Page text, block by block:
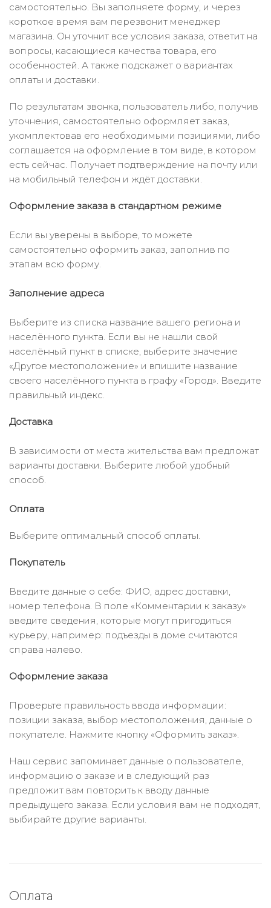
самостоятельно. Вы заполняете форму, и через
короткое время вам перезвонит менеджер
магазина. Он уточнит все условия заказа, ответит на
вопросы, касающиеся качества товара, его
особенностей. А также подскажет о вариантах
оплаты и доставки.
По результатам звонка, пользователь либо, получив
уточнения, самостоятельно оформляет заказ,
укомплектовав его необходимыми позициями, либо
соглашается на оформление в том виде, в котором
есть сейчас. Получает подтверждение на почту или
на мобильный телефон и ждёт доставки.
Оформление заказа в стандартном режиме
Если вы уверены в выборе, то можете
самостоятельно оформить заказ, заполнив по
этапам всю форму.
Заполнение адреса
Выберите из списка название вашего региона и
населённого пункта. Если вы не нашли свой
населённый пункт в списке, выберите значение
«Другое местоположение» и впишите название
своего населённого пункта в графу «Город». Введите
правильный индекс.
Доставка
В зависимости от места жительства вам предложат
варианты доставки. Выберите любой удобный
способ.
Оплата
Выберите оптимальный способ оплаты.
Покупатель
Введите данные о себе: ФИО, адрес доставки,
номер телефона. В поле «Комментарии к заказу»
введите сведения, которые могут пригодиться
курьеру, например: подъезды в доме считаются
справа налево.
Оформление заказа
Проверьте правильность ввода информации:
позиции заказа, выбор местоположения, данные о
покупателе. Нажмите кнопку «Оформить заказ».
Наш сервис запоминает данные о пользователе,
информацию о заказе и в следующий раз
предложит вам повторить к вводу данные
предыдущего заказа. Если условия вам не подходят,
выбирайте другие варианты.
Оплата